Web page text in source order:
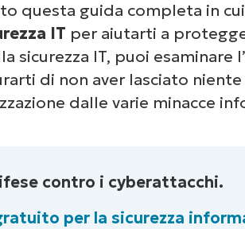
questa guida completa in
IT per aiutarti a
sicurezza IT, puoi esaminare
di non aver lasciato niente
dalle varie minacce
contro i cyberattacchi.
per la sicurezza
un’occhiata alle nostre demo
NinjaOne semplifica